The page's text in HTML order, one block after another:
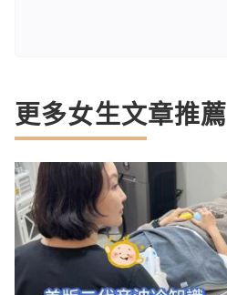
更多女生文章推薦